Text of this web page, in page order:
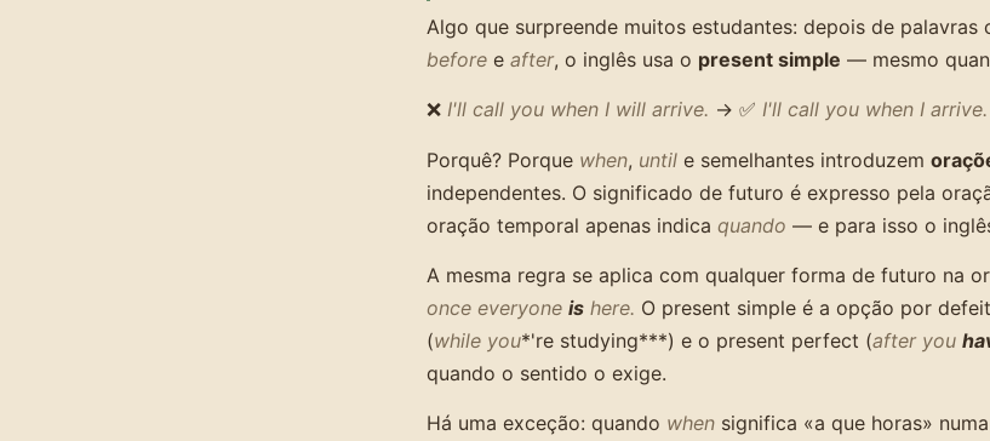
Algo que surpreende muitos estudantes: depois de palavras
before e after, o inglês usa o present simple — mesmo
❌ I'll call you when I will arrive. → ✅ I'll call you when I arrive.
Porquê? Porque when, until e semelhantes introduzem
independentes. O significado de futuro é expresso pela
oração temporal apenas indica quando — e para isso o
A mesma regra se aplica com qualquer forma de futuro na
once everyone is here. O present simple é a opção por
(while you*'re studying***) e o present perfect (after you
quando o sentido o exige.
Há uma exceção: quando when significa «a que horas»